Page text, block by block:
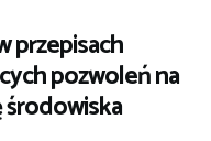
przepisach
pozwoleń na